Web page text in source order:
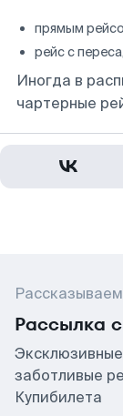
прямым
рейс с
Иногда в
чартерные
Рассылка
заботливые
Купибилета